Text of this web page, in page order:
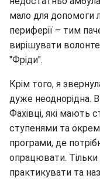
мало для допомоги
периферії – тим
вирішувати
"Фріди".
Крім того, я
дуже неоднорідна.
Фахівці, які мають
ступенями та
програми, де
опрацювати.
практикувати та